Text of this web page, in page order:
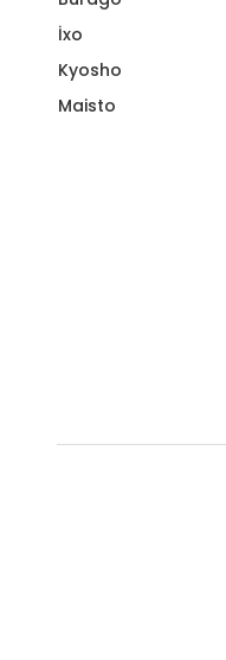
İxo
Kyosho
Maisto